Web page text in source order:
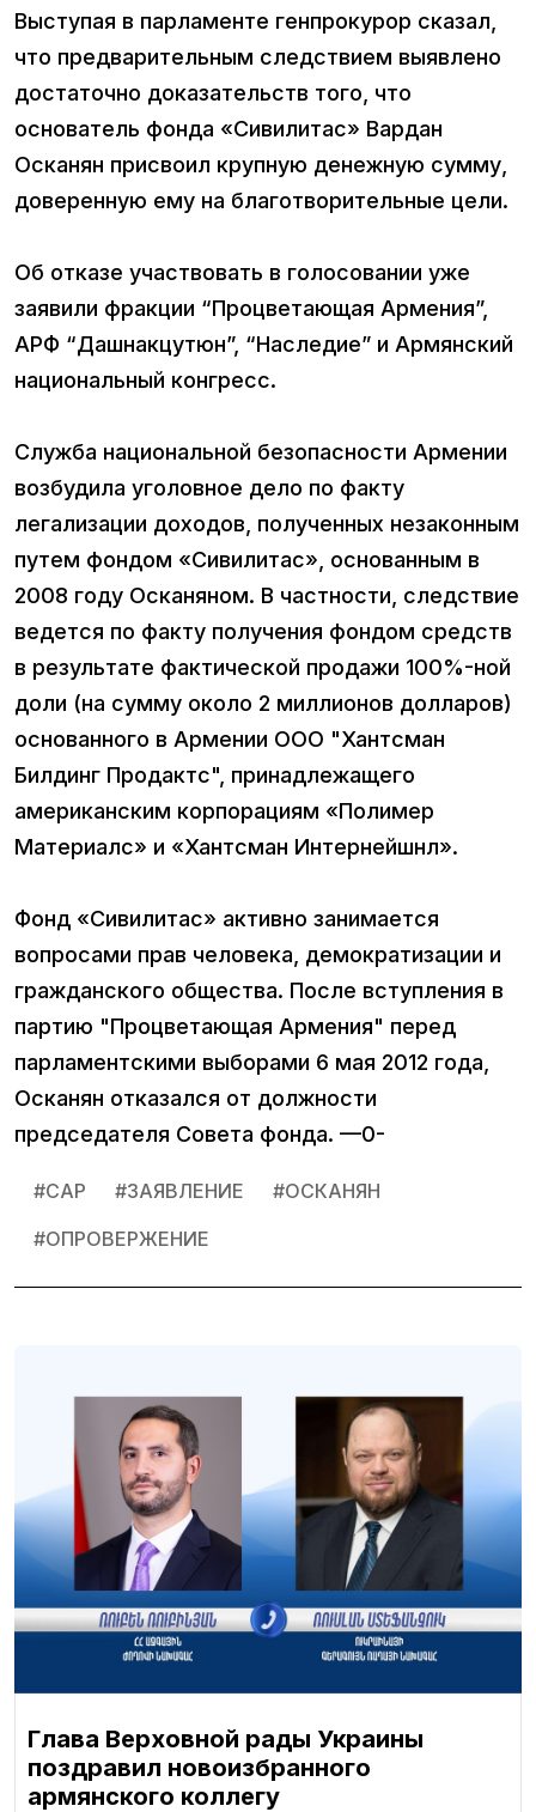
Выступая в парламенте генпрокурор сказал,
что предварительным следствием выявлено
достаточно доказательств того, что
основатель фонда «Сивилитас» Вардан
Осканян присвоил крупную денежную сумму,
доверенную ему на благотворительные цели.
Об отказе участвовать в голосовании уже
заявили фракции “Процветающая Армения”,
АРФ “Дашнакцутюн”, “Наследие” и Армянский
национальный конгресс.
Служба национальной безопасности Армении
возбудила уголовное дело по факту
легализации доходов, полученных незаконным
путем фондом «Сивилитас», основанным в
2008 году Осканяном. В частности, следствие
ведется по факту получения фондом средств
в результате фактической продажи 100%-ной
доли (на сумму около 2 миллионов долларов)
основанного в Армении ООО "Хантсман
Билдинг Продактс", принадлежащего
американским корпорациям «Полимер
Материалс» и «Хантсман Интернейшнл».
Фонд «Сивилитас» активно занимается
вопросами прав человека, демократизации и
гражданского общества. После вступления в
партию "Процветающая Армения" перед
парламентскими выборами 6 мая 2012 года,
Осканян отказался от должности
председателя Совета фонда. —0-
#САР #ЗАЯВЛЕНИЕ #ОСКАНЯН
#ОПРОВЕРЖЕНИЕ
Глава Верховной рады Украины
поздравил новоизбранного
армянского коллегу